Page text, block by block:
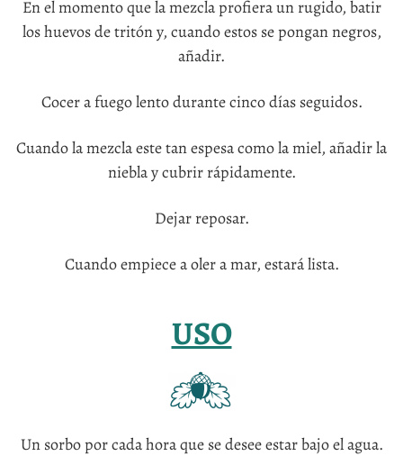
En el momento que la mezcla profiera un rugido, batir
los huevos de tritón y, cuando estos se pongan negros,
añadir.
Cocer a fuego lento durante cinco días seguidos.
Cuando la mezcla este tan espesa como la miel, añadir la
niebla y cubrir rápidamente.
Dejar reposar.
Cuando empiece a oler a mar, estará lista.
USO
Un sorbo por cada hora que se desee estar bajo el agua.